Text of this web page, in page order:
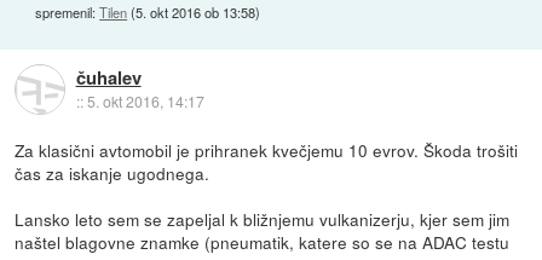
spremenil:Tilen(5. okt 2016 ob 13:58)
čuhalev
::5. okt 2016, 14:17
Za klasični avtomobil je prihranek kvečjemu 10 evrov. Škoda trošiti
čas za iskanje ugodnega.
Lansko leto sem se zapeljal k bližnjemu vulkanizerju, kjer sem jim
naštel blagovne znamke (pneumatik, katere so se na ADAC testu